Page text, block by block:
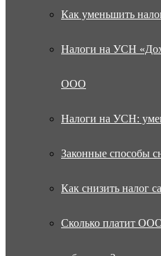
Как уменьшить
Налоги на УСН
ООО
Налоги на УСН:
Законные способы
Как снизить налог
Сколько платит